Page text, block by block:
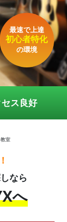
最速で上達
初心者特化
の環境
ス良好
室
なら
へ